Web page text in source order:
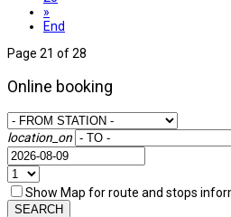
»
End
Page 21 of 28
Online booking
location_on
Show Map for route and stops
SEARCH